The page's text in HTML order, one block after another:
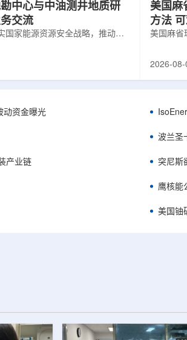
中心与中油测井地质研
交流
国家能源资源安全战略，推动油
展专项技术交流研讨。会上，中
装备、井下探测、岩石物理实
释、深井探测及多源地质数据解
系，并结合实战案例分享了含油
经验。王乐力介绍了西部中...
美国麻
方法
美国麻省
寸不断缩
在面对
如常用
热传输
上捕捉
2026-08-
动资金曝光
产业链
波兰圣
突尼斯
鹰核能
美国铀